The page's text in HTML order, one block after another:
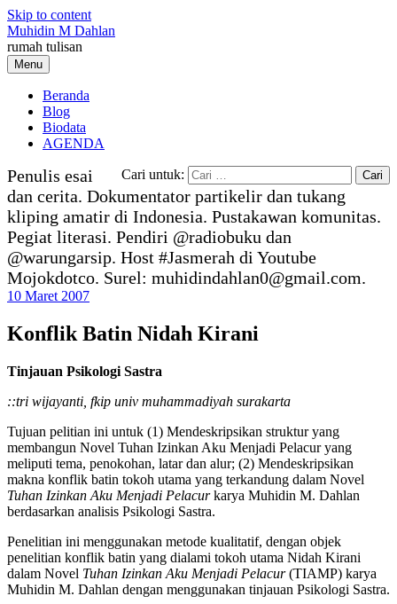
Skip to content
Muhidin M Dahlan
rumah tulisan
Menu
Beranda
Blog
Biodata
AGENDA
Cari untuk:
Penulis esai
dan cerita. Dokumentator partikelir dan tukang
kliping amatir di Indonesia. Pustakawan komunitas.
Pegiat literasi. Pendiri @radiobuku dan
@warungarsip. Host #Jasmerah di Youtube
Mojokdotco. Surel: muhidindahlan0@gmail.com.
10 Maret 2007
Konflik Batin Nidah Kirani
Tinjauan Psikologi Sastra
::tri wijayanti, fkip univ muhammadiyah surakarta
Tujuan pelitian ini untuk (1) Mendeskripsikan struktur yang
membangun Novel Tuhan Izinkan Aku Menjadi Pelacur yang
meliputi tema, penokohan, latar dan alur; (2) Mendeskripsikan
makna konflik batin tokoh utama yang terkandung dalam Novel
Tuhan Izinkan Aku Menjadi Pelacurkarya Muhidin M. Dahlan
berdasarkan analisis Psikologi Sastra.
Penelitian ini menggunakan metode kualitatif, dengan objek
penelitian konflik batin yang dialami tokoh utama Nidah Kirani
dalam Novel Tuhan Izinkan Aku Menjadi Pelacur(TIAMP) karya
Muhidin M. Dahlan dengan menggunakan tinjauan Psikologi Sastra.